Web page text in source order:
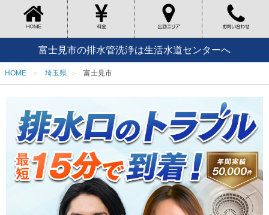
富士見市の排水管洗浄は生活水道センターへ
HOME 埼玉県 富士見市